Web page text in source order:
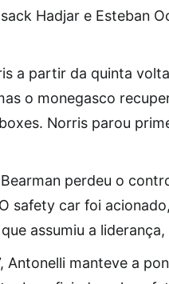
Hadjar e Esteban
a partir da quinta
o monegasco
Norris parou
perdeu o
safety car foi
assumiu a
Antonelli manteve a